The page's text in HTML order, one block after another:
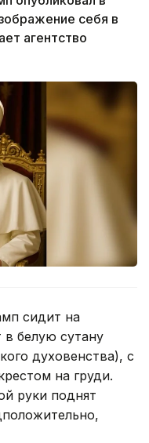
себя в
агентство
сидит на
белую сутану
духовенства), с
на груди.
руки поднят